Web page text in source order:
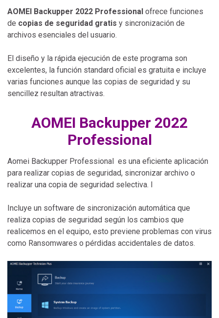
AOMEI Backupper 2022 Professional ofrece funciones
de copias de seguridad gratis y sincronización de
archivos esenciales del usuario.
El diseño y la rápida ejecución de este programa son
excelentes, la función standard oficial es gratuita e incluye
varias funciones aunque las copias de seguridad y su
sencillez resultan atractivas.
AOMEI Backupper 2022
Professional
Aomei Backupper Professional es una eficiente aplicación
para realizar copias de seguridad, sincronizar archivo o
realizar una copia de seguridad selectiva. I
Incluye un software de sincronización automática que
realiza copias de seguridad según los cambios que
realicemos en el equipo, esto previene problemas con virus
como Ransomwares o pérdidas accidentales de datos.